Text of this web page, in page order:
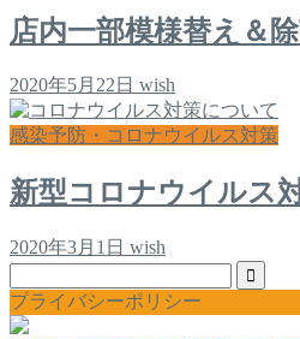
店内一部模様替え＆
2020年5月22日 wish
感染予防・コロナウイルス対策
新型コロナウイルス
2020年3月1日 wish
プライバシーポリシー